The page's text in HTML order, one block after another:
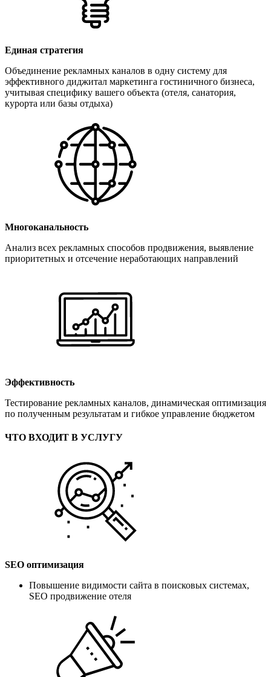
Единая стратегия
Объединение рекламных каналов в одну систему для
эффективного диджитал маркетинга гостиничного бизнеса,
учитывая специфику вашего объекта (отеля, санатория,
курорта или базы отдыха)
Многоканальность
Анализ всех рекламных способов продвижения, выявление
приоритетных и отсечение неработающих направлений
Эффективность
Тестирование рекламных каналов, динамическая оптимизация
по полученным результатам и гибкое управление бюджетом
ЧТО ВХОДИТ В УСЛУГУ
SEO оптимизация
Повышение видимости сайта в поисковых системах,
SEO продвижение отеля